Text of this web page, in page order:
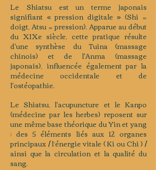
Le Shiatsu est un terme japonais
signifiant « pression digitale » (Shi =
doigt, Atsu = pression). Apparue au début
du XIXe siècle, cette pratique résulte
d'une synthèse du Tuina (massage
chinois) et de l'Anma (massage
japonais), influencée également par la
médecine occidentale et de
l'ostéopathie.
Le Shiatsu, l'acupuncture et le Kanpo
(médecine par les herbes) reposent sur
une même base théorique du Yin et yang
; des 5 éléments liés aux 12 organes
principaux / l’énergie vitale ( Ki ou Chi ) /
ainsi que la circulation et la qualité du
sang.